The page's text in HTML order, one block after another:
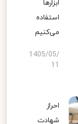
ابزارها
استفاده
می‌کنیم
1405/05/
احراز
شهادت